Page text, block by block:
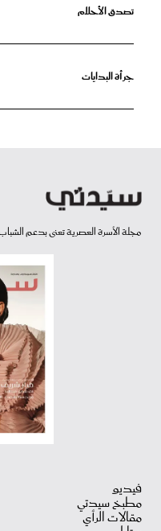
تصدق الأحلام
جرأة البدايات
مجلة الأسرة العصرية تعنى بدعم
فيديو
مطبخ سيدتي
مقالات الرأي